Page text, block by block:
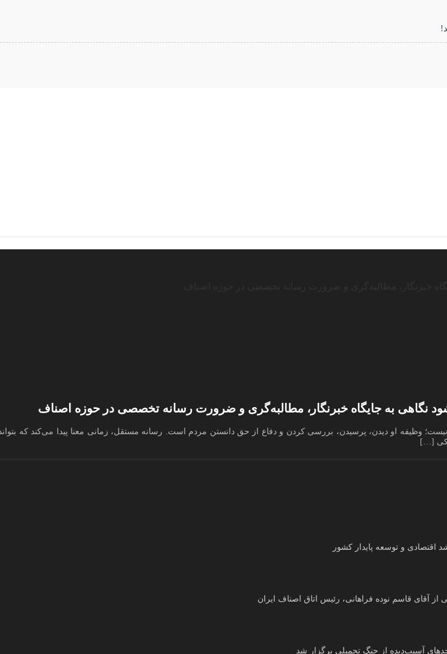
نگاهی به جایگاه خبرنگار، مطالبه‌گری و ضرورت رسانه تخصصی در حوزه اصناف
وظیفه او دیدن، پرسیدن، بررسی کردن و دفاع از حق دانستن مردم است. رسانه مستقل، زمانی معنا پیدا می‌کند که
یکی […]
اقتصادی و توسعه پایدار کشور
آقای قاسم نوده فراهانی، رئیس اتاق اصناف ایران
آسیب‌دیده از جنگ تحمیلی برگزار شد